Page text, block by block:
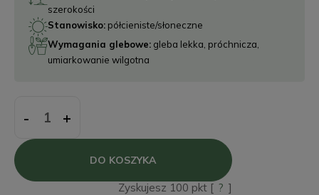
szerokości
Stanowisko: półcieniste/słoneczne
Wymagania glebowe: gleba lekka, próchnicza,
umiarkowanie wilgotna
- +
DO KOSZYKA
Zyskujesz 100 pkt [ ? ]